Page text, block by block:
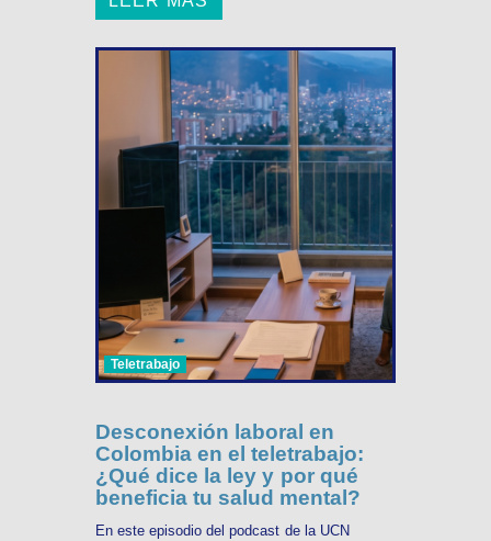
Teletrabajo
Desconexión laboral en
Colombia en el teletrabajo:
¿Qué dice la ley y por qué
beneficia tu salud mental?
En este episodio del podcast de la UCN